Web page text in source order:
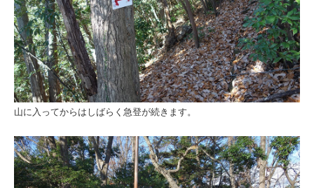
山に入ってからはしばらく急登が続きます。